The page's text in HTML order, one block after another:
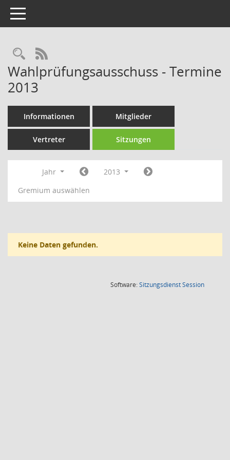
Toggle navigation
Rechercheauswahl
RSS-Feed
Wahlprüfungsausschuss - Termine
2013
Informationen Mitglieder
Vertreter Sitzungen
Jahr
2013
Gremium auswählen
Keine Daten gefunden.
Software:SitzungsdienstSession(Wird in